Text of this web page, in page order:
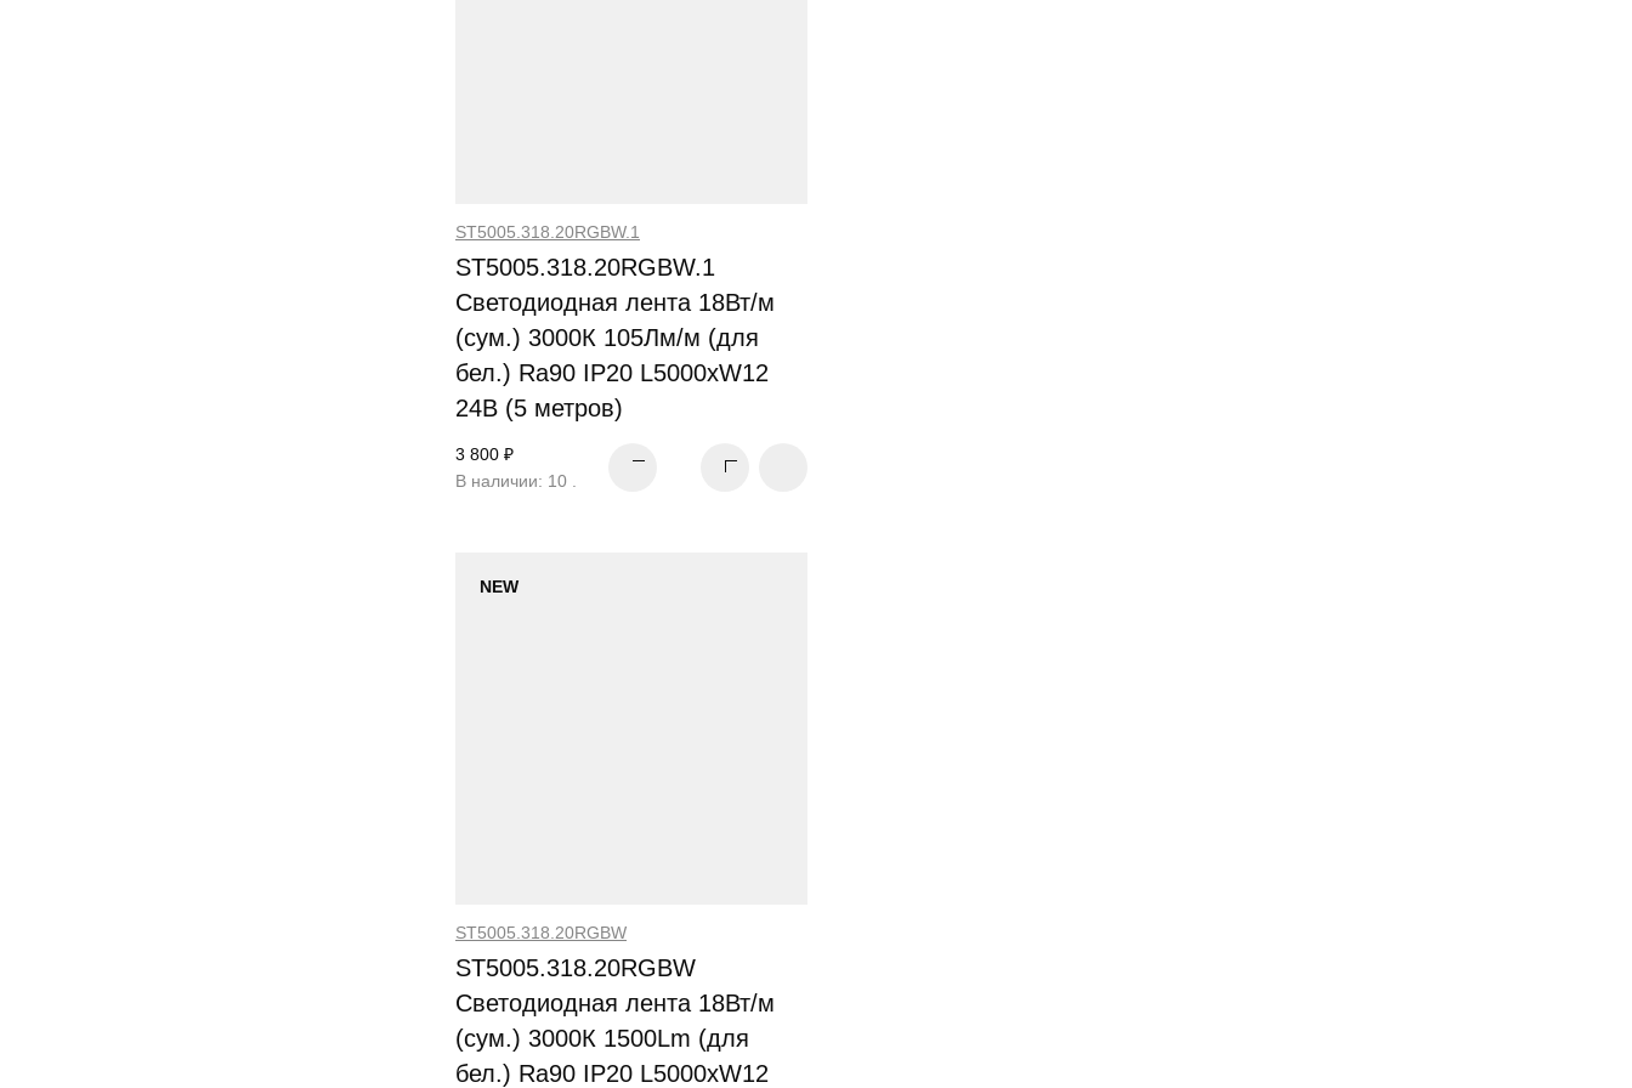
ST5005.318.20RGBW.1
ST5005.318.20RGBW.1
Светодиодная лента 18Вт/м
(сум.) 3000К 105Лм/м (для
бел.) Ra90 IP20 L5000xW12
24В (5 метров)
3 800 ₽
В наличии: 10 .
NEW
ST5005.318.20RGBW
ST5005.318.20RGBW
Светодиодная лента 18Вт/м
(сум.) 3000К 1500Lm (для
бел.) Ra90 IP20 L5000xW12